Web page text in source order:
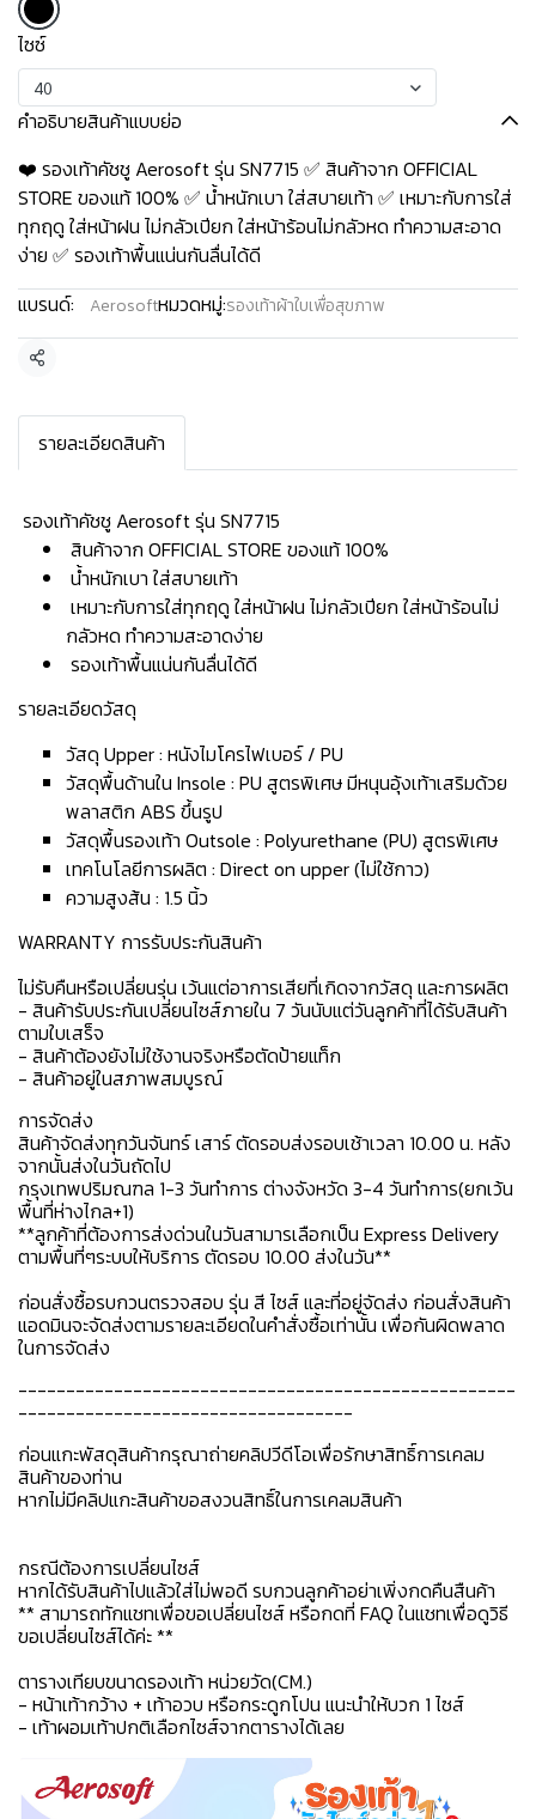
ไซซ์
40
คำอธิบายสินค้าแบบย่อ
❤️ รองเท้าคัชชู Aerosoft รุ่น SN7715 ✅ สินค้าจาก OFFICIAL
STORE ของแท้ 100% ✅ น้ำหนักเบา ใส่สบายเท้า ✅ เหมาะกับการใส่
ทุกฤดู ใส่หน้าฝน ไม่กลัวเปียก ใส่หน้าร้อนไม่กลัวหด ทำความสะอาด
ง่าย ✅ รองเท้าพื้นแน่นกันลื่นได้ดี
แบรนด์:
Aerosoftหมวดหมู่:รองเท้าผ้าใบเพื่อสุขภาพ
แชร์
รายละเอียดสินค้า
️ รองเท้าคัชชู Aerosoft รุ่น SN7715
สินค้าจาก OFFICIAL STORE ของแท้ 100%
น้ำหนักเบา ใส่สบายเท้า
เหมาะกับการใส่ทุกฤดู ใส่หน้าฝน ไม่กลัวเปียก ใส่หน้าร้อนไม่
กลัวหด ทำความสะอาดง่าย
รองเท้าพื้นแน่นกันลื่นได้ดี
รายละเอียดวัสดุ
วัสดุ Upper : หนังไมโครไฟเบอร์ / PU
วัสดุพื้นด้านใน Insole : PU สูตรพิเศษ มีหนุนอุ้งเท้าเสริมด้วย
พลาสติก ABS ขึ้นรูป
วัสดุพื้นรองเท้า Outsole : Polyurethane (PU) สูตรพิเศษ
เทคโนโลยีการผลิต : Direct on upper (ไม่ใช้กาว)
ความสูงส้น : 1.5 นิ้ว
WARRANTY การรับประกันสินค้า
ไม่รับคืนหรือเปลี่ยนรุ่น เว้นแต่อาการเสียที่เกิดจากวัสดุ และการผลิต
- สินค้ารับประกันเปลี่ยนไซส์ภายใน 7 วันนับแต่วันลูกค้าที่ได้รับสินค้า
ตามใบเสร็จ
- สินค้าต้องยังไม่ใช้งานจริงหรือตัดป้ายแท็ก
- สินค้าอยู่ในสภาพสมบูรณ์
การจัดส่ง
สินค้าจัดส่งทุกวันจันทร์ เสาร์ ตัดรอบส่งรอบเช้าเวลา 10.00 น. หลัง
จากนั้นส่งในวันถัดไป
กรุงเทพปริมณฑล 1-3 วันทำการ ต่างจังหวัด 3-4 วันทำการ(ยกเว้น
พื้นที่ห่างไกล+1)
**ลูกค้าที่ต้องการส่งด่วนในวันสามารเลือกเป็น Express Delivery
ตามพื้นที่ๆระบบให้บริการ ตัดรอบ 10.00 ส่งในวัน**
ก่อนสั่งซื้อรบกวนตรวจสอบ รุ่น สี ไซส์ และที่อยู่จัดส่ง ก่อนสั่งสินค้า
แอดมินจะจัดส่งตามรายละเอียดในคำสั่งซื้อเท่านั้น เพื่อกันผิดพลาด
ในการจัดส่ง
----------------------------------------------------
-----------------------------------
ก่อนแกะพัสดุสินค้ากรุณาถ่ายคลิปวีดีโอเพื่อรักษาสิทธิ์การเคลม
สินค้าของท่าน
หากไม่มีคลิปแกะสินค้าขอสงวนสิทธิ์ในการเคลมสินค้า
กรณีต้องการเปลี่ยนไซส์
หากได้รับสินค้าไปแล้วใส่ไม่พอดี รบกวนลูกค้าอย่าเพิ่งกดคืนสืนค้า
** สามารถทักแชทเพื่อขอเปลี่ยนไซส์ หรือกดที่ FAQ ในแชทเพื่อดูวิธี
ขอเปลี่ยนไซส์ได้ค่ะ **
ตารางเทียบขนาดรองเท้า หน่วยวัด(CM.)
- หน้าเท้ากว้าง + เท้าอวบ หรือกระดูกโปน แนะนำให้บวก 1 ไซส์
- เท้าผอมเท้าปกติเลือกไซส์จากตารางได้เลย